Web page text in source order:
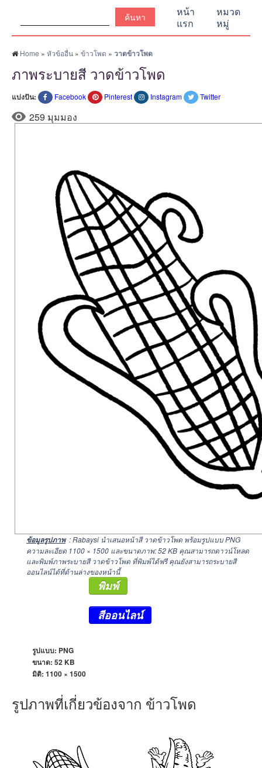
หน้า
แรก
หมวด
หมู่
Home » หัวข้ออื่น » ข้าวโพด » วาดข้าวโพด
ภาพระบายสี วาดข้าวโพด
แบ่งปัน: Facebook Pinterest Instagram Twitter
259 มุมมอง
ข้อมูลรูปภาพ : Rabaysi นำเสนอหน้าสี วาดข้าวโพด พร้อมรูปแบบ PNG
ความละเอียด 1100 × 1500 และขนาดภาพ: 52 KB คุณสามารถดาวน์โหลด
และพิมพ์ภาพระบายสี วาดข้าวโพด ที่พิมพ์ได้ฟรี คุณยังสามารถระบายสี
ออนไลน์ได้ที่ด้านล่างของหน้านี้
พิมพ์
สีออนไลน์
รูปแบบ: PNG
ขนาด: 52 KB
มิติ: 1100 × 1500
รูปภาพที่เกี่ยวข้องจาก ข้าวโพด